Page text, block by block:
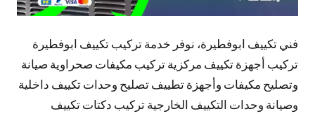
فني تكييف ابوفطيرة، نوفر خدمة تركيب تكييف ابوفطيرة
تركيب أجهزة تكييف مركزية تركيب مكيفات صحراوية صيانة
وتصليح مكيفات وأجهزة تطييف تصليح وحدات تكييف داخلية
وصيانة وحدات التكييف الخارجية تركيب دكتات تكييف